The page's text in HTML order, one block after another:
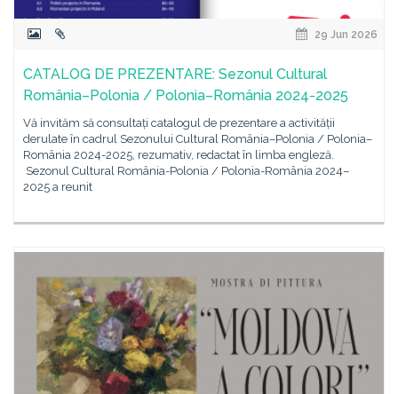
29 Jun 2026
CATALOG DE PREZENTARE: Sezonul Cultural
România–Polonia / Polonia–România 2024-2025
Vă invităm să consultați catalogul de prezentare a activității
derulate în cadrul Sezonului Cultural România–Polonia / Polonia–
România 2024-2025, rezumativ, redactat în limba engleză.
Sezonul Cultural România-Polonia / Polonia-România 2024–
2025 a reunit